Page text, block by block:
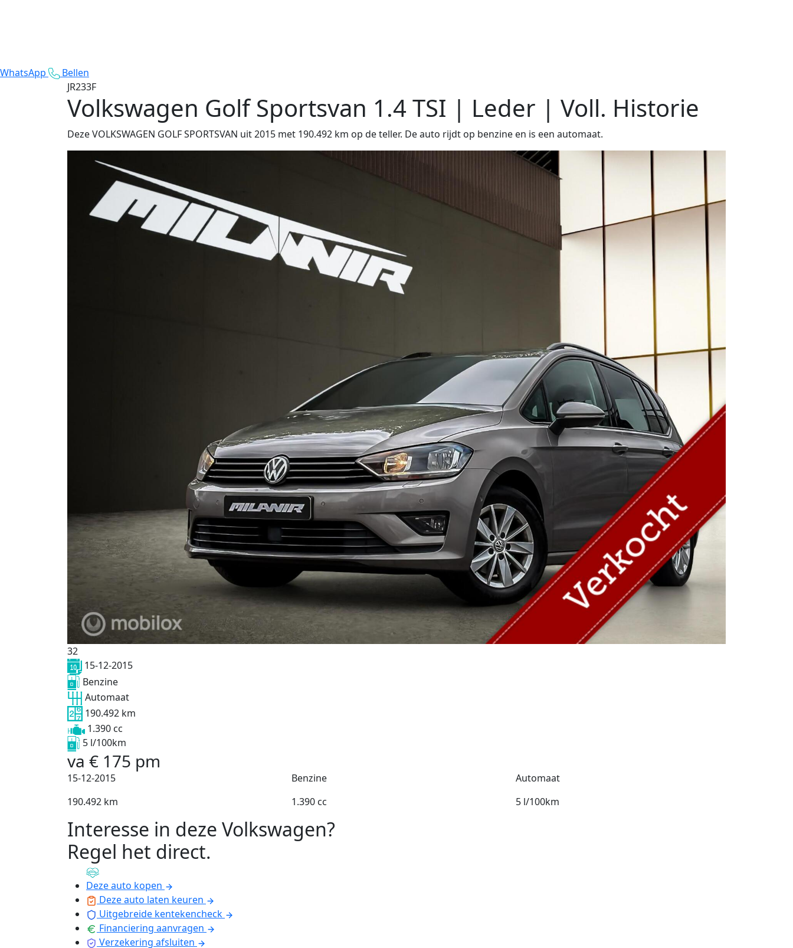
WhatsApp
Bellen
JR233F
Volkswagen Golf Sportsvan 1.4 TSI | Leder | Voll. Historie
Deze VOLKSWAGEN GOLF SPORTSVAN uit 2015 met 190.492 km op de teller. De auto rijdt op benzine en is een automaat.
32
15-12-2015
Benzine
Automaat
190.492 km
1.390 cc
5 l/100km
va € 175 pm
15-12-2015 Benzine
Automaat
190.492 km
1.390 cc 5 l/100km
Interesse in deze Volkswagen?
Regel het direct.
Deze auto kopen
Deze auto laten keuren
Uitgebreide kentekencheck
Financiering aanvragen
Verzekering afsluiten